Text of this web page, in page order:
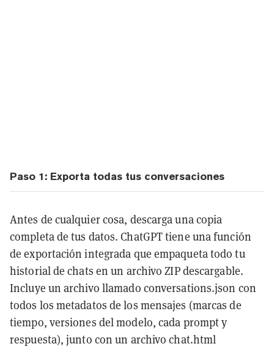
Paso 1: Exporta todas tus conversaciones
Antes de cualquier cosa, descarga una copia
completa de tus datos. ChatGPT tiene una función
de exportación integrada que empaqueta todo tu
historial de chats en un archivo ZIP descargable.
Incluye un archivo llamado conversations.json con
todos los metadatos de los mensajes (marcas de
tiempo, versiones del modelo, cada prompt y
respuesta), junto con un archivo chat.html